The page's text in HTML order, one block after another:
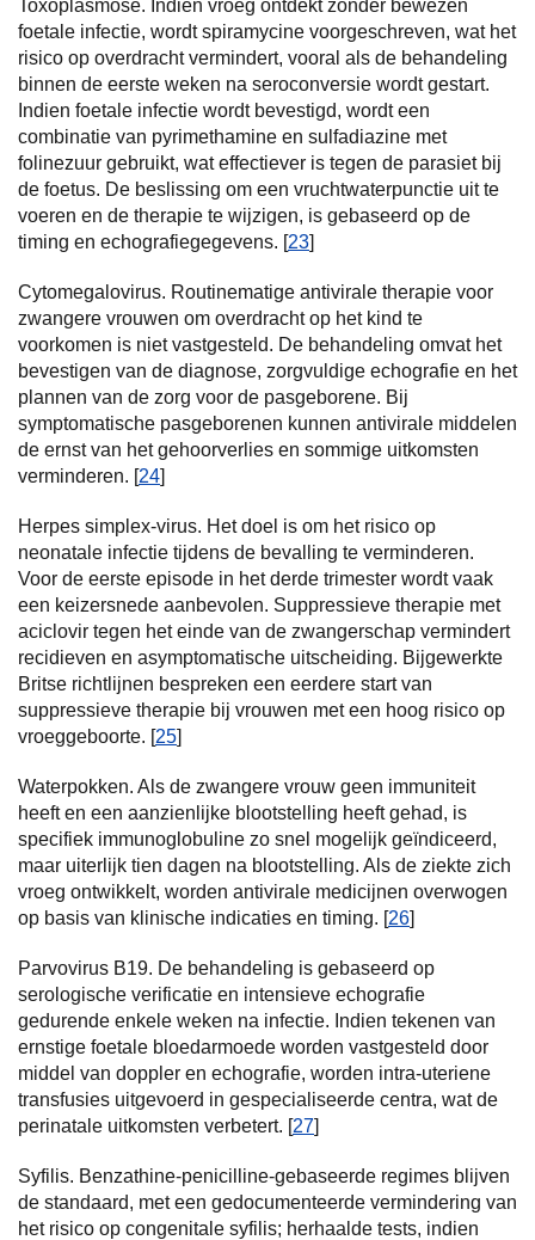
Toxoplasmose. Indien vroeg ontdekt zonder bewezen
foetale infectie, wordt spiramycine voorgeschreven, wat het
risico op overdracht vermindert, vooral als de behandeling
binnen de eerste weken na seroconversie wordt gestart.
Indien foetale infectie wordt bevestigd, wordt een
combinatie van pyrimethamine en sulfadiazine met
folinezuur gebruikt, wat effectiever is tegen de parasiet bij
de foetus. De beslissing om een vruchtwaterpunctie uit te
voeren en de therapie te wijzigen, is gebaseerd op de
timing en echografiegegevens. [23]
Cytomegalovirus. Routinematige antivirale therapie voor
zwangere vrouwen om overdracht op het kind te
voorkomen is niet vastgesteld. De behandeling omvat het
bevestigen van de diagnose, zorgvuldige echografie en het
plannen van de zorg voor de pasgeborene. Bij
symptomatische pasgeborenen kunnen antivirale middelen
de ernst van het gehoorverlies en sommige uitkomsten
verminderen. [24]
Herpes simplex-virus. Het doel is om het risico op
neonatale infectie tijdens de bevalling te verminderen.
Voor de eerste episode in het derde trimester wordt vaak
een keizersnede aanbevolen. Suppressieve therapie met
aciclovir tegen het einde van de zwangerschap vermindert
recidieven en asymptomatische uitscheiding. Bijgewerkte
Britse richtlijnen bespreken een eerdere start van
suppressieve therapie bij vrouwen met een hoog risico op
vroeggeboorte. [25]
Waterpokken. Als de zwangere vrouw geen immuniteit
heeft en een aanzienlijke blootstelling heeft gehad, is
specifiek immunoglobuline zo snel mogelijk geïndiceerd,
maar uiterlijk tien dagen na blootstelling. Als de ziekte zich
vroeg ontwikkelt, worden antivirale medicijnen overwogen
op basis van klinische indicaties en timing. [26]
Parvovirus B19. De behandeling is gebaseerd op
serologische verificatie en intensieve echografie
gedurende enkele weken na infectie. Indien tekenen van
ernstige foetale bloedarmoede worden vastgesteld door
middel van doppler en echografie, worden intra-uteriene
transfusies uitgevoerd in gespecialiseerde centra, wat de
perinatale uitkomsten verbetert. [27]
Syfilis. Benzathine-penicilline-gebaseerde regimes blijven
de standaard, met een gedocumenteerde vermindering van
het risico op congenitale syfilis; herhaalde tests, indien